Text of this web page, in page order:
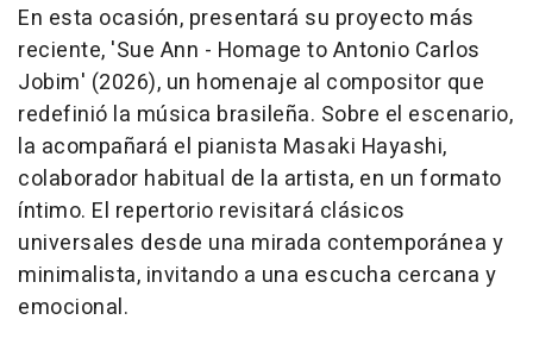
En esta ocasión, presentará su proyecto más
reciente, 'Sue Ann - Homage to Antonio Carlos
Jobim' (2026), un homenaje al compositor que
redefinió la música brasileña. Sobre el escenario,
la acompañará el pianista Masaki Hayashi,
colaborador habitual de la artista, en un formato
íntimo. El repertorio revisitará clásicos
universales desde una mirada contemporánea y
minimalista, invitando a una escucha cercana y
emocional.